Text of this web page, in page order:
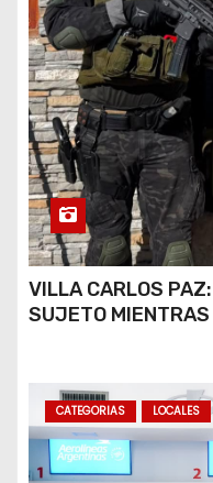
VILLA CARLOS
SUJETO
CATEGORIAS LOCALES